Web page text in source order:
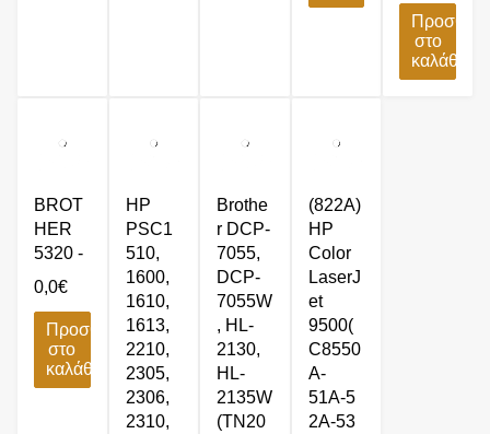
στο
καλάθι
BROT
HER
5320 -
0,0€
Προσθήκη
στο
καλάθι
HP
PSC1
510,
1600,
1610,
1613,
2210,
2305,
2306,
2310,
Brothe
r DCP-
7055,
DCP-
7055W
, HL-
2130,
HL-
2135W
(TN20
(822Α)
HP
Color
LaserJ
et
9500(
C8550
A-
51Α-5
2Α-53